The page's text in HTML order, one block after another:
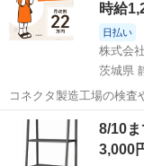
時給
日払い
株式会
茨城県
コネクタ製造工場の検査
日128日★クリーンルー
★就業先食堂利用可！日払
工場のお仕事 ◇コネクタ
茨城 常陸大宮市
8/10
3,000